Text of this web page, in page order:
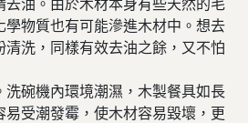
去油。由於木材本身有些天然的毛
學物質也有可能滲進木材中。想去
清洗，同樣有效去油之餘，又不怕
洗碗機內環境潮濕，木製餐具如長
易受潮發霉，使木材容易毀壞，更